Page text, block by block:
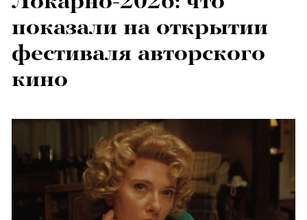
показали на открытии
фестиваля авторского
кино